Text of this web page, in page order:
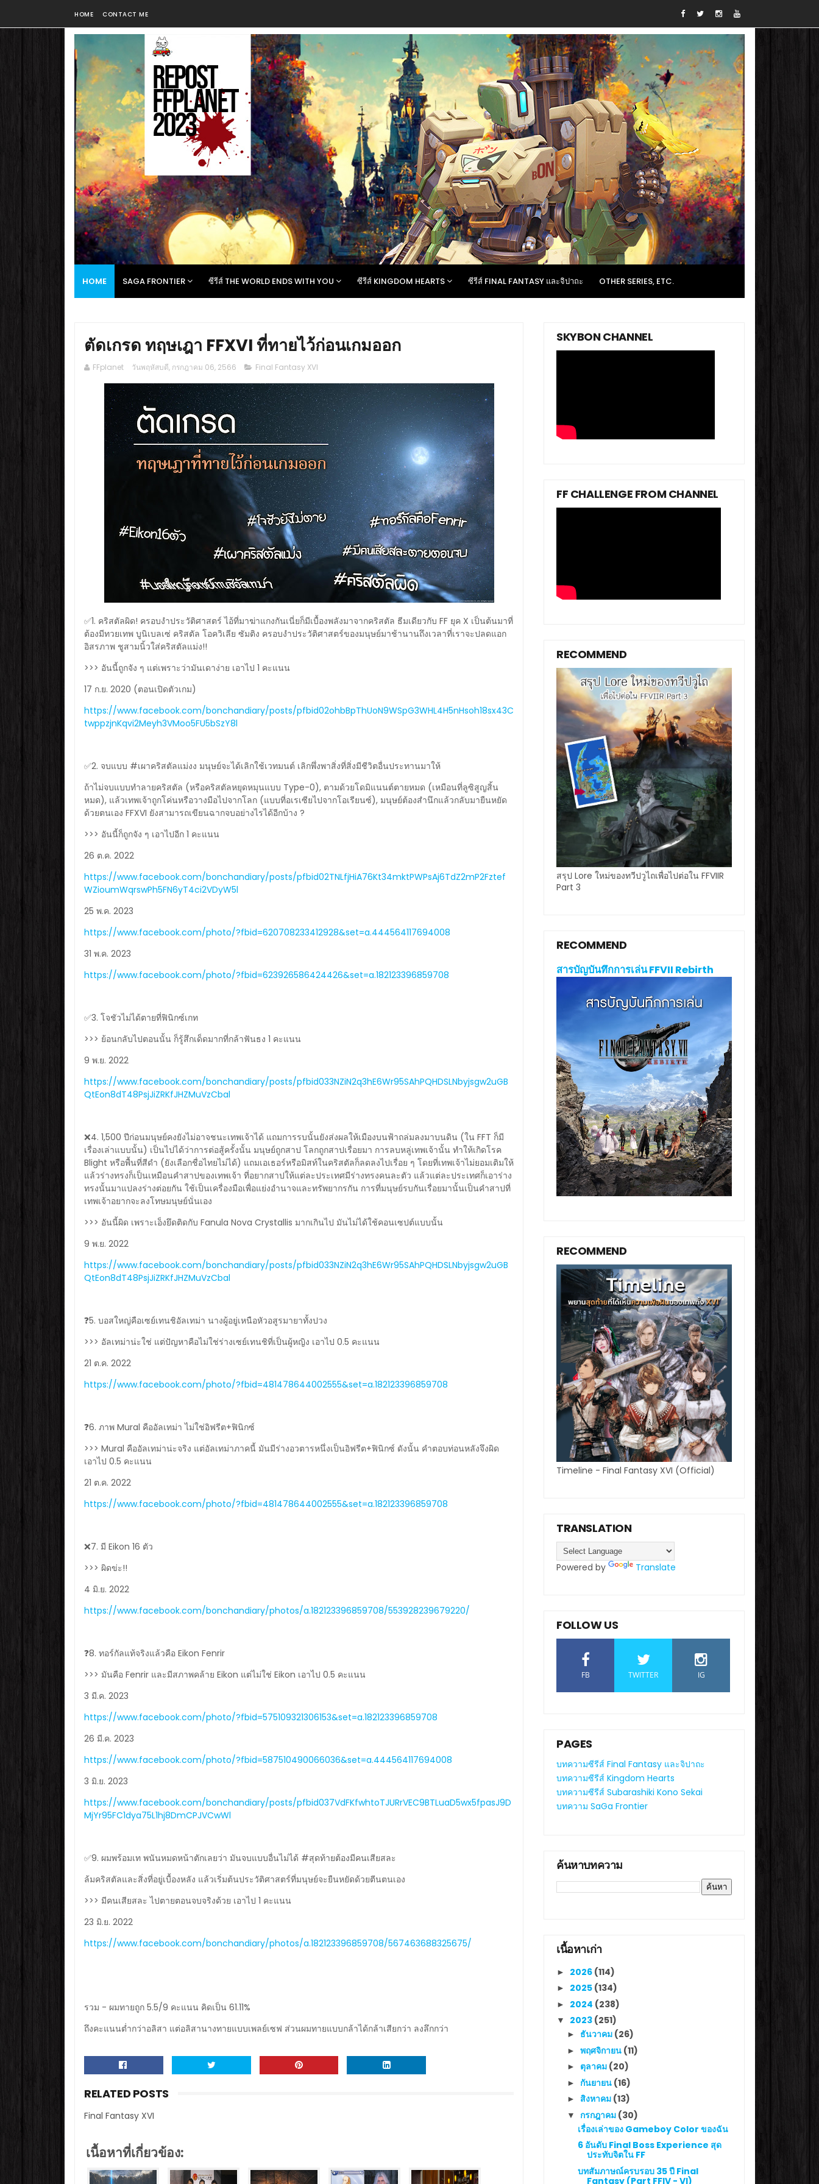
HOME CONTACT ME
HOME SAGA FRONTIER ซีรีส์ THE WORLD ENDS WITH YOU ซีรีส์ KINGDOM HEARTS ซีรีส์ FINAL FANTASY และจิปาถะ OTHER SERIES, ETC.
ตัดเกรด ทฤษเฎา FFXVI ที่ทายไว้ก่อนเกมออก
FFplanet วันพฤหัสบดี, กรกฎาคม 06, 2566 Final Fantasy XVI
✅1. คริสตัลผิด! ครอบงำประวัติศาสตร์ ไอ้ที่มาฆ่าแกงกันเนี่ยก็มีเบื้องพลังมาจากคริสตัล ธีมเดียวกับ FF ยุค X เป็นต้นมาที่
ต้องมีทวยเทพ บูนิเบลเซ่ คริสตัล โอควิเลีย ซัมติง ครอบงำประวัติศาสตร์ของมนุษย์มาช้านานถึงเวลาที่เราจะปลดแอก
อิสรภาพ ชูสามนิ้วใส่คริสตัลแม่ง!!
>>> อันนี้ถูกจัง ๆ แต่เพราะว่ามันเดาง่าย เอาไป 1 คะแนน
17 ก.ย. 2020 (ตอนเปิดตัวเกม)
https://www.facebook.com/bonchandiary/posts/pfbid02ohbBpThUoN9WSpG3WHL4H5nHsoh18sx43C
twppzjnKqvi2Meyh3VMoo5FU5bSzY8l
✅2. จบแบบ #เผาคริสตัลแม่งง มนุษย์จะได้เลิกใช้เวทมนต์ เลิกพึ่งพาสิ่งที่สิ่งมีชีวิตอื่นประทานมาให้
ถ้าไม่จบแบบทำลายคริสตัล (หรือคริสตัลหยุดหมุนแบบ Type-0), ตามด้วยโดมิแนนต์ตายหมด (เหมือนที่ลูซิสูญสิ้น
หมด), แล้วเทพเจ้าถูกโค่นหรือวางมือไปจากโลก (แบบที่อเรเซียไปจากโอเรียนซ์), มนุษย์ต้องสำนึกแล้วกลับมายืนหยัด
ด้วยตนเอง FFXVI ยังสามารถเขียนฉากจบอย่างไรได้อีกบ้าง ?
>>> อันนี้ก็ถูกจัง ๆ เอาไปอีก 1 คะแนน
26 ต.ค. 2022
https://www.facebook.com/bonchandiary/posts/pfbid02TNLfjHiA76Kt34mktPWPsAj6TdZ2mP2Fztef
WZioumWqrswPh5FN6yT4ci2VDyW5l
25 พ.ค. 2023
https://www.facebook.com/photo/?fbid=620708233412928&set=a.444564117694008
31 พ.ค. 2023
https://www.facebook.com/photo/?fbid=623926586424426&set=a.182123396859708
✅3. โจชัวไม่ได้ตายที่ฟินิกซ์เกท
>>> ย้อนกลับไปตอนนั้น ก็รู้สึกเด็ดมากที่กล้าฟันธง 1 คะแนน
9 พ.ย. 2022
https://www.facebook.com/bonchandiary/posts/pfbid033NZiN2q3hE6Wr95SAhPQHDSLNbyjsgw2uGB
QtEon8dT48PsjJiZRKfJHZMuVzCbal
❌4. 1,500 ปีก่อนมนุษย์คงยังไม่อาจชนะเทพเจ้าได้ แถมการรบนั้นยังส่งผลให้เมืองบนฟ้าถล่มลงมาบนดิน (ใน FFT ก็มี
เรื่องเล่าแบบนั้น) เป็นไปได้ว่าการต่อสู้ครั้งนั้น มนุษย์ถูกสาป โลกถูกสาปเรื่อยมา การลบหลู่เทพเจ้านั้น ทำให้เกิดโรค
Blight หรือพื้นที่สีดำ (ยังเลือกชื่อไทยไม่ได้) แถมเอเธอร์หรือมิสท์ในคริสตัลก็ลดลงไปเรื่อย ๆ โดยที่เทพเจ้าไม่ยอมเติมให้
แล้วร่างทรงก็เป็นเหมือนคำสาปของเทพเจ้า ที่อยากสาปให้แต่ละประเทศมีร่างทรงคนละตัว แล้วแต่ละประเทศก็เอาร่าง
ทรงนั้นมาแปลงร่างต่อยกัน ใช้เป็นเครื่องมือเพื่อแย่งอำนาจและทรัพยากรกัน การที่มนุษย์รบกันเรื่อยมานั้นเป็นคำสาปที่
เทพเจ้าอยากจะลงโทษมนุษย์นั่นเอง
>>> อันนี้ผิด เพราะเอ็งยึดติดกับ Fanula Nova Crystallis มากเกินไป มันไม่ได้ใช้คอนเซปต์แบบนั้น
9 พ.ย. 2022
https://www.facebook.com/bonchandiary/posts/pfbid033NZiN2q3hE6Wr95SAhPQHDSLNbyjsgw2uGB
QtEon8dT48PsjJiZRKfJHZMuVzCbal
❓5. บอสใหญ่คือเซย์เทนชิอัลเทม่า นางผู้อยู่เหนือหัวอสูรมายาทั้งปวง
>>> อัลเทม่าน่ะใช่ แต่ปัญหาคือไม่ใช่ร่างเซย์เทนชิที่เป็นผู้หญิง เอาไป 0.5 คะแนน
21 ต.ค. 2022
https://www.facebook.com/photo/?fbid=481478644002555&set=a.182123396859708
❓6. ภาพ Mural คืออัลเทม่า ไม่ใช่อิฟรีต+ฟินิกซ์
>>> Mural คืออัลเทม่าน่ะจริง แต่อัลเทม่าภาคนี้ มันมีร่างอวตารหนึ่งเป็นอิฟรีต+ฟินิกซ์ ดังนั้น คำตอบท่อนหลังจึงผิด
เอาไป 0.5 คะแนน
21 ต.ค. 2022
https://www.facebook.com/photo/?fbid=481478644002555&set=a.182123396859708
❌7. มี Eikon 16 ตัว
>>> ผิดข่ะ!!
4 มิ.ย. 2022
https://www.facebook.com/bonchandiary/photos/a.182123396859708/553928239679220/
❓8. ทอร์กัลแท้จริงแล้วคือ Eikon Fenrir
>>> มันคือ Fenrir และมีสภาพคล้าย Eikon แต่ไม่ใช่ Eikon เอาไป 0.5 คะแนน
3 มี.ค. 2023
https://www.facebook.com/photo/?fbid=575109321306153&set=a.182123396859708
26 มี.ค. 2023
https://www.facebook.com/photo/?fbid=587510490066036&set=a.444564117694008
3 มิ.ย. 2023
https://www.facebook.com/bonchandiary/posts/pfbid037VdFKfwhtoTJURrVEC9BTLuaD5wx5fpasJ9D
MjYr95FC1dya75L1hj8DmCPJVCwWl
✅9. ผมพร้อมเท พนันหมดหน้าตักเลยว่า มันจบแบบอื่นไม่ได้ #สุดท้ายต้องมีคนเสียสละ
ล้มคริสตัลและสิ่งที่อยู่เบื้องหลัง แล้วเริ่มต้นประวัติศาสตร์ที่มนุษย์จะยืนหยัดด้วยตีนตนเอง
>>> มีคนเสียสละ ไปตายตอนจบจริงด้วย เอาไป 1 คะแนน
23 มิ.ย. 2022
https://www.facebook.com/bonchandiary/photos/a.182123396859708/567463688325675/
รวม - ผมทายถูก 5.5/9 คะแนน คิดเป็น 61.11%
ถึงคะแนนต่ำกว่าอลิสา แต่อลิสานางทายแบบเพลย์เซฟ ส่วนผมทายแบบกล้าได้กล้าเสียกว่า ลงลึกกว่า
RELATED POSTS
Final Fantasy XVI
เนื้อหาที่เกี่ยวข้อง:
SKYBON CHANNEL
FF CHALLENGE FROM CHANNEL
RECOMMEND
สรุป Lore ใหม่ของทวีปวูไถเพื่อไปต่อใน FFVIIR
Part 3
RECOMMEND
สารบัญบันทึกการเล่น FFVII Rebirth
RECOMMEND
Timeline - Final Fantasy XVI (Official)
TRANSLATION
Powered by Translate
FOLLOW US
FB TWITTER IG
PAGES
บทความซีรีส์ Final Fantasy และจิปาถะ
บทความซีรีส์ Kingdom Hearts
บทความซีรีส์ Subarashiki Kono Sekai
บทความ SaGa Frontier
ค้นหาบทความ
เนื้อหาเก่า
► 2026 (114)
► 2025 (134)
► 2024 (238)
▼ 2023 (251)
► ธันวาคม (26)
► พฤศจิกายน (11)
► ตุลาคม (20)
► กันยายน (16)
► สิงหาคม (13)
▼ กรกฎาคม (30)
เรื่องเล่าของ Gameboy Color ของฉัน
6 อันดับ Final Boss Experience สุด
ประทับจิตใน FF
บทสัมภาษณ์ครบรอบ 35 ปี Final
Fantasy (Part FFIV - VI)